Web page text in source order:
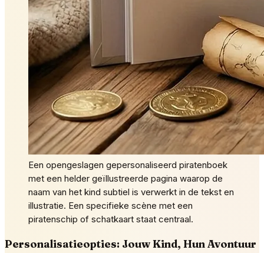
Een opengeslagen gepersonaliseerd piratenboek
met een helder geïllustreerde pagina waarop de
naam van het kind subtiel is verwerkt in de tekst en
illustratie. Een specifieke scène met een
piratenschip of schatkaart staat centraal.
Personalisatieopties: Jouw Kind, Hun Avontuur